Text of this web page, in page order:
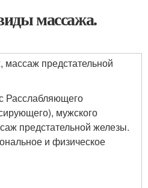
массажа.
предстательной
Расслабляющего
мужского
предстательной железы.
и физическое